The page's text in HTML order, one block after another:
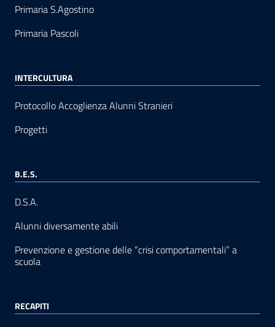
Primaria S.Agostino
Primaria Pascoli
INTERCULTURA
Protocollo Accoglienza Alunni Stranieri
Progetti
B.E.S.
D.S.A.
Alunni diversamente abili
Prevenzione e gestione delle “crisi comportamentali” a
scuola
RECAPITI